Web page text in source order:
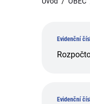
Evidenční
Evidenční